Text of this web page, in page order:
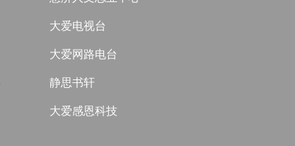
大爱电视台
大爱网路电台
静思书轩
大爱感恩科技